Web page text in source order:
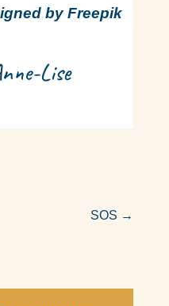
by Freepik
Lise
SOS →